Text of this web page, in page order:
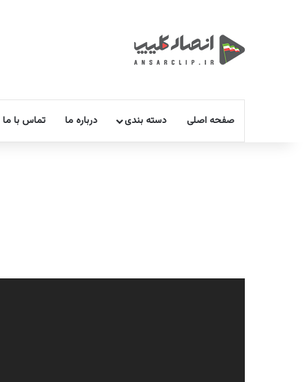
صفحه اصلی دسته بندی درباره ما تماس با ما
نمایشگر